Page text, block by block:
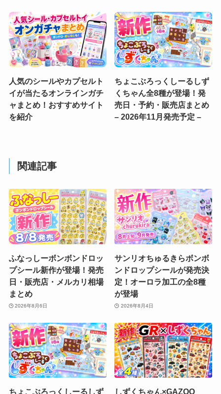
人気のシールやカプセルト
イが当たるオンラインガチ
ャまとめ！おすすめサイト
を紹介
ちょこぶろっくしーるしず
くちゃん全8種が登場！発
売日・予約・販売店まとめ
– 2026年11月発売予定 –
関連記事
ふなっしーボンボンドロッ
プシール新作が登場！発売
日・販売店・メルカリ相場
まとめ
2026年8月6日
サンリオちゅるきらボンボ
ンドロップシールが発売決
定！オーロラ加工の全8種
が登場
2026年8月4日
ちょこぶろっくしーるしず しずくちゃん×GAZOO